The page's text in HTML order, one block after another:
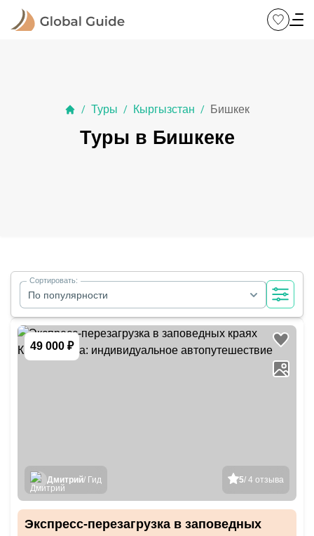
/ Туры / Кыргызстан / Бишкек
Туры в Бишкеке
По популярности
Сортировать:
49 000 ₽
5/ 4 отзыва
Дмитрий/ Гид
Экспресс-перезагрузка в заповедных